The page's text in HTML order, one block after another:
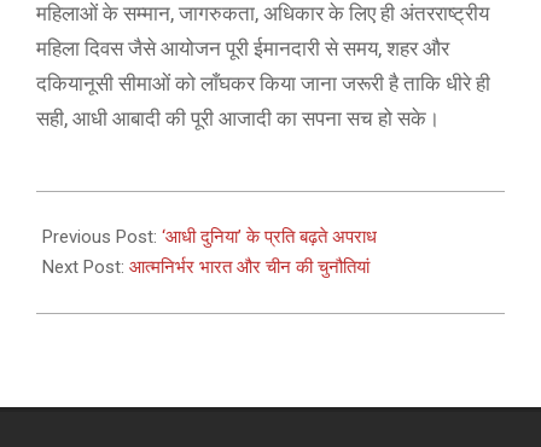
महिलाओं के सम्मान, जागरुकता, अधिकार के लिए ही अंतरराष्ट्रीय
महिला दिवस जैसे आयोजन पूरी ईमानदारी से समय, शहर और
दकियानूसी सीमाओं को लाँघकर किया जाना जरूरी है ताकि धीरे ही
सही, आधी आबादी की पूरी आजादी का सपना सच हो सके।
03-
09
Previous Post: ‘आधी दुनिया’ के प्रति बढ़ते अपराध
Next Post: आत्मनिर्भर भारत और चीन की चुनौतियां